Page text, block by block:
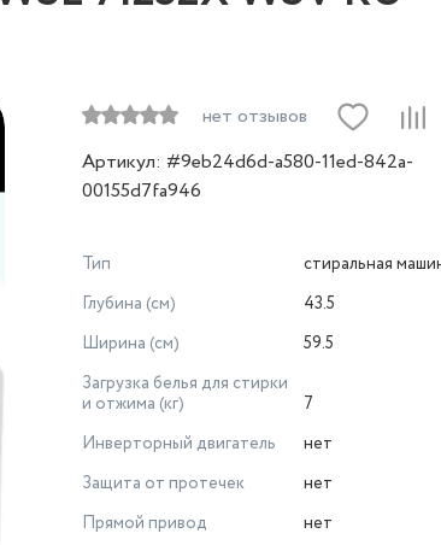
нет отзывов
Артикул: #9eb24d6d-a580-11ed-842a-
00155d7fa946
Тип
стиральная
Глубина (см)
43.5
Ширина (см)
59.5
Загрузка белья для стирки
и отжима (кг)
7
Инверторный двигатель
нет
Защита от протечек
нет
Прямой привод
нет